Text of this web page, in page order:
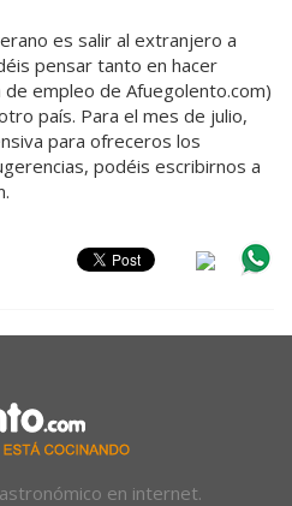
es salir al extranjero a
pensar tanto en hacer
empleo de Afuegolento.com)
país. Para el mes de julio,
para ofreceros los
podéis escribirnos a
en internet.